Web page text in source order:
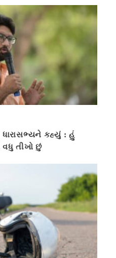
કહ્યું : હું
વધુ તીખો છું